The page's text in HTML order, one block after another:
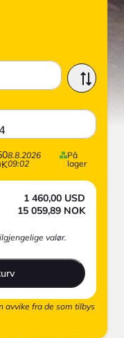
8.8.2026
09:02
På
lager
1 460,00 USD
15 059,89 NOK
valør.
avvike fra de som tilbys